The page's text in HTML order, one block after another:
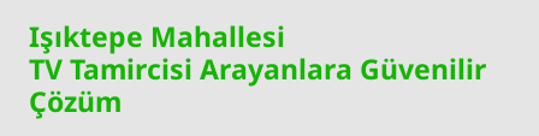
Işıktepe Mahallesi
TV Tamircisi Arayanlara Güvenilir
Çözüm